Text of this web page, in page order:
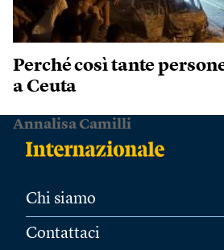
Perché così tante
a Ceuta
Annalisa Camilli
Chi siamo
Contattaci